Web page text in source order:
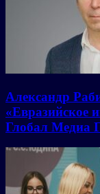
Александр
«Евразийское
Глобал Медиа